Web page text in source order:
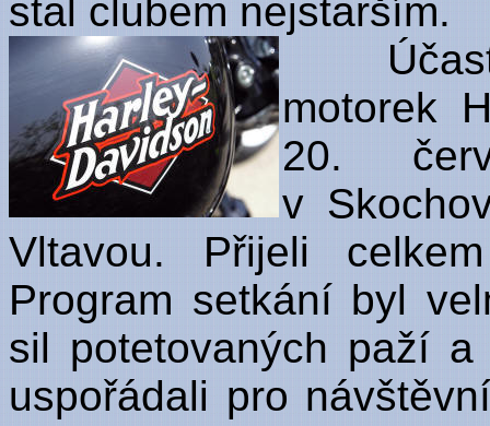
stal clubem nejstarším.
motorek
20.
v
Vltavou. Přijeli
Program setkání byl
sil potetovaných paží
uspořádali pro